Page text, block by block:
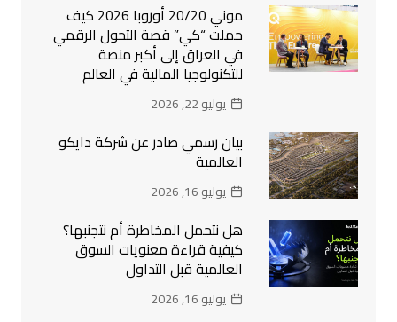
موني 20/20 أوروبا 2026 كيف
حملت “كي” قصة التحول الرقمي
في العراق إلى أكبر منصة
للتكنولوجيا المالية في العالم
يوليو 22, 2026
بيان رسمي صادر عن شركة دايكو
العالمية
يوليو 16, 2026
هل نتحمل المخاطرة أم نتجنبها؟
كيفية قراءة معنويات السوق
العالمية قبل التداول
يوليو 16, 2026